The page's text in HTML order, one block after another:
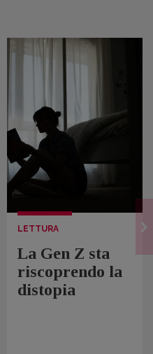
LETTURA
La Gen Z sta
riscoprendo la
distopia